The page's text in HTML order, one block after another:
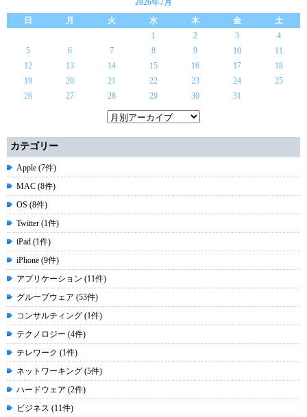
2026年7月
日
月 火 水 木 金
土
1
2 3
4
5
6 7 8 9 10
11
12
13 14 15 16 17
18
19
20 21 22 23 24
25
26
27 28 29 30 31
カテゴリー
Apple (7件)
MAC (8件)
OS (8件)
Twitter (1件)
iPad (1件)
iPhone (9件)
アプリケーション (11件)
グループウェア (53件)
コンサルティング (1件)
テクノロジー (4件)
テレワーク (1件)
ネットワーキング (5件)
ハードウェア (2件)
ビジネス (11件)